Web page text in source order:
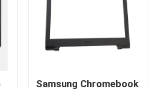
Ersatz
Ersatz
Samsung Chromebook